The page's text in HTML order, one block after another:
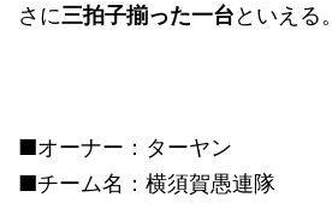
さに三拍子揃った一台といえる。
■オーナー：ターヤン
■チーム名：横須賀愚連隊